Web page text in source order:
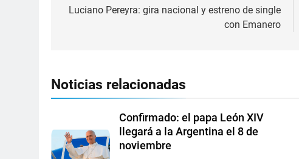
Luciano Pereyra: gira nacional y estreno de single
con Emanero
Noticias relacionadas
Confirmado: el papa León XIV
llegará a la Argentina el 8 de
noviembre